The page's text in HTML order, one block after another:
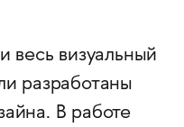
весь визуальный
разработаны
В работе